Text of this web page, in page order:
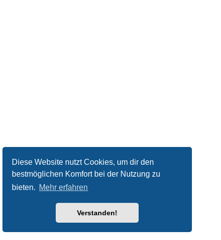
Diese Website nutzt Cookies, um dir den
bestmöglichen Komfort bei der Nutzung zu
bieten. Mehr erfahren
Verstanden!